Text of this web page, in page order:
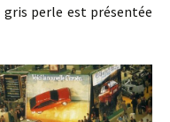
gris perle est présentée